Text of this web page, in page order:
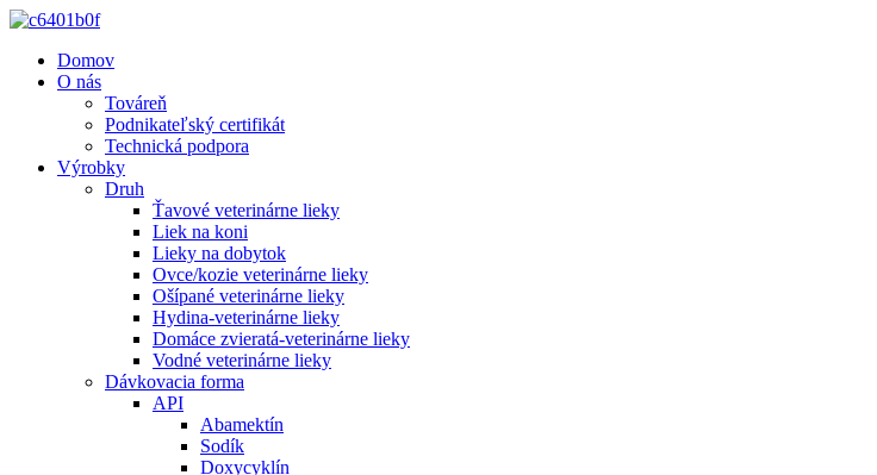
Domov
O nás
Továreň
Podnikateľský certifikát
Technická podpora
Výrobky
Druh
Ťavové veterinárne lieky
Liek na koni
Lieky na dobytok
Ovce/kozie veterinárne lieky
Ošípané veterinárne lieky
Hydina-veterinárne lieky
Domáce zvieratá-veterinárne lieky
Vodné veterinárne lieky
Dávkovacia forma
API
Abamektín
Sodík
Doxycyklín